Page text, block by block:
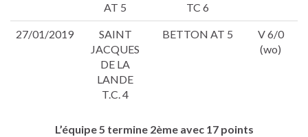
AT 5
TC 6
27/01/2019
SAINT
JACQUES
DE LA
LANDE
T.C. 4
BETTON AT 5
V 6/0
(wo)
L’équipe 5 termine 2ème avec 17 points